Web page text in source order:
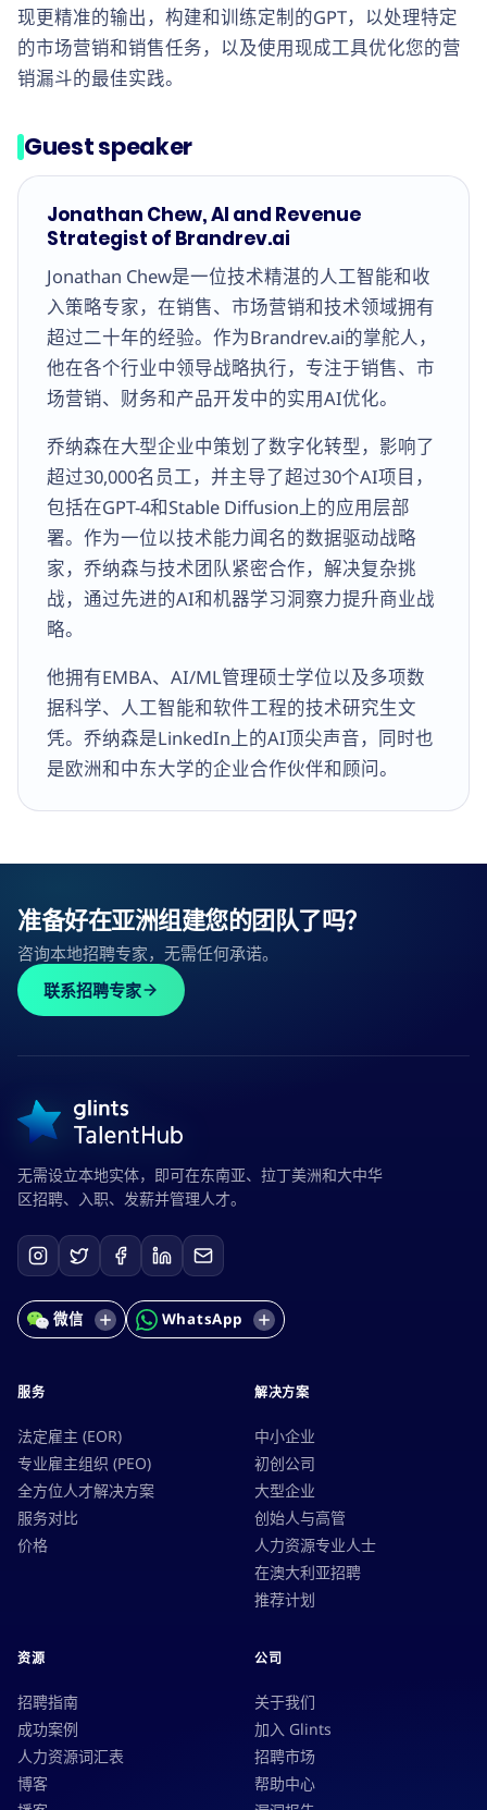
现更精准的输出，构建和训练定制的GPT，以处理特定
的市场营销和销售任务，以及使用现成工具优化您的营
销漏斗的最佳实践。
Guest speaker
Jonathan Chew, AI and Revenue
Strategist of Brandrev.ai
Jonathan Chew是一位技术精湛的人工智能和收
入策略专家，在销售、市场营销和技术领域拥有
超过二十年的经验。作为Brandrev.ai的掌舵人，
他在各个行业中领导战略执行，专注于销售、市
场营销、财务和产品开发中的实用AI优化。
乔纳森在大型企业中策划了数字化转型，影响了
超过30,000名员工，并主导了超过30个AI项目，
包括在GPT-4和Stable Diffusion上的应用层部
署。作为一位以技术能力闻名的数据驱动战略
家，乔纳森与技术团队紧密合作，解决复杂挑
战，通过先进的AI和机器学习洞察力提升商业战
略。
他拥有EMBA、AI/ML管理硕士学位以及多项数
据科学、人工智能和软件工程的技术研究生文
凭。乔纳森是LinkedIn上的AI顶尖声音，同时也
是欧洲和中东大学的企业合作伙伴和顾问。
准备好在亚洲组建您的团队了吗？
咨询本地招聘专家，无需任何承诺。
联系招聘专家
无需设立本地实体，即可在东南亚、拉丁美洲和大中华
区招聘、入职、发薪并管理人才。
微信 WhatsApp
服务
法定雇主 (EOR)
专业雇主组织 (PEO)
全方位人才解决方案
服务对比
价格
解决方案
中小企业
初创公司
大型企业
创始人与高管
人力资源专业人士
在澳大利亚招聘
推荐计划
资源
招聘指南
成功案例
人力资源词汇表
博客
公司
关于我们
加入 Glints
招聘市场
帮助中心